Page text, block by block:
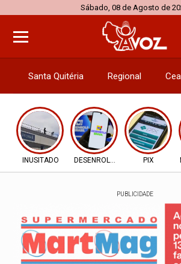
Sábado, 08 de Agosto de
Santa Quitéria Regional
INUSITADO DESENROLA 2.0 PIX
PUBLICIDADE